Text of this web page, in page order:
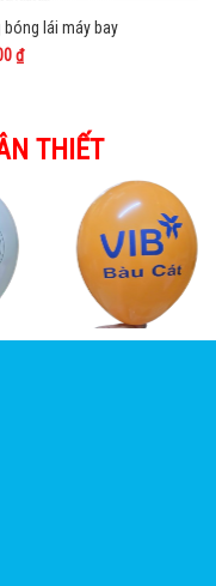
bóng lái máy bay
₫
THIẾT